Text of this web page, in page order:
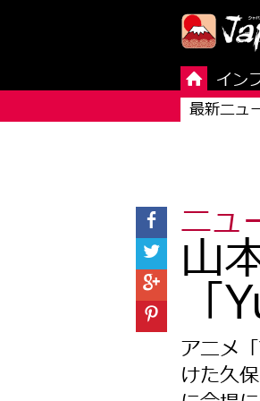
イン
最新ニュ
ニュ
山
アニメ
けた久